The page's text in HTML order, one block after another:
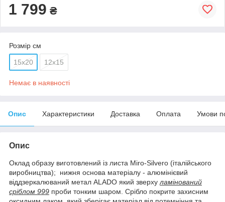
1 799 ₴
Розмір см
15x20 12x15
Немає в наявності
Опис Характеристики Доставка Оплата Умови
Опис
Оклад образу виготовлений із листа Miro-Silvero (італійського
виробництва); нижня основа матеріалу - алюмінієвий
віддзеркалюваний метал ALADO який зверху ламінований
сріблом 999 проби тонким шаром. Срібло покрите захисним